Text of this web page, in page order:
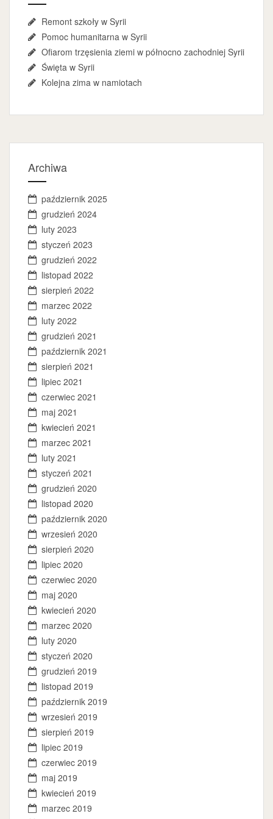
Remont szkoły w Syrii
Pomoc humanitarna w Syrii
Ofiarom trzęsienia ziemi w północno zachodniej Syrii
Święta w Syrii
Kolejna zima w namiotach
Archiwa
październik 2025
grudzień 2024
luty 2023
styczeń 2023
grudzień 2022
listopad 2022
sierpień 2022
marzec 2022
luty 2022
grudzień 2021
październik 2021
sierpień 2021
lipiec 2021
czerwiec 2021
maj 2021
kwiecień 2021
marzec 2021
luty 2021
styczeń 2021
grudzień 2020
listopad 2020
październik 2020
wrzesień 2020
sierpień 2020
lipiec 2020
czerwiec 2020
maj 2020
kwiecień 2020
marzec 2020
luty 2020
styczeń 2020
grudzień 2019
listopad 2019
październik 2019
wrzesień 2019
sierpień 2019
lipiec 2019
czerwiec 2019
maj 2019
kwiecień 2019
marzec 2019